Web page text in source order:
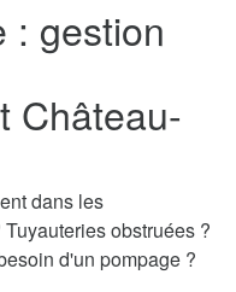
: gestion
Château-
dans les
obstruées ?
d'un pompage ?